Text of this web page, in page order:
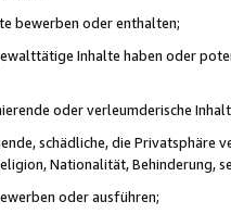
bewerben oder enthalten;
Inhalte haben oder
oder verleumderische
schädliche, die Privatsphäre
Nationalität, Behinderung,
oder ausführen;